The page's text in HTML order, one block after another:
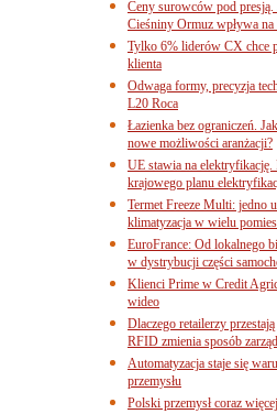
Ceny surowców pod
Cieśniny Ormuz wpływa
Tylko 6% liderów CX chce
klienta
Odwaga formy, precyzja
L20 Roca
Łazienka bez ograniczeń.
nowe możliwości aranżacji?
UE stawia na
krajowego planu
Termet Freeze Multi: jedno
klimatyzacja w wielu
EuroFrance: Od lokalnego
w dystrybucji części
Klienci Prime w Credit
wideo
Dlaczego retailerzy
RFID zmienia sposób
Automatyzacja staje się
przemysłu
Polski przemysł coraz